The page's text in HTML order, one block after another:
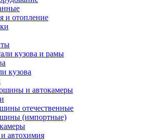
и отопление
кузова и рамы
кузова
и автокамеры
отечественные
(импортные)
автохимия